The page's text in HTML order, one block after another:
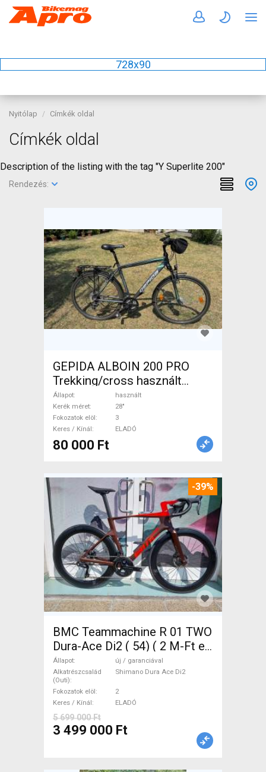
728x90
Nyitólap Címkék oldal
Címkék oldal
Description of the listing with the tag "Y Superlite 200"
Rendezés:
GEPIDA ALBOIN 200 PRO
Trekking/cross használt
ELADÓ
Állapot
használt
Kerék méret
28"
Fokozatok elöl
3
Keres / Kínál
ELADÓ
80 000 Ft
-39%
BMC Teammachine R 01 TWO
Dura-Ace Di2 ( 54) ( 2 M-Ft e
Országúti Shimano Dura Ace
Di2 tárcsafék új / garanciával
ELADÓ
Állapot
új / garanciával
Alkatrészcsalád
(Outi)
Shimano Dura Ace Di2
Fokozatok elöl
2
Keres / Kínál
ELADÓ
5 699 000 Ft
3 499 000 Ft